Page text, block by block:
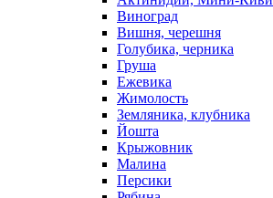
Виноград
Вишня, черешня
Голубика, черника
Груша
Ежевика
Жимолость
Земляника, клубника
Йошта
Крыжовник
Малина
Персики